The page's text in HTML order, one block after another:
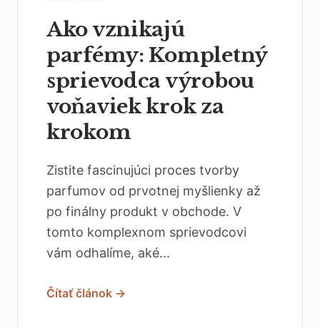
Ako vznikajú
parfémy: Kompletný
sprievodca výrobou
voňaviek krok za
krokom
Zistite fascinujúci proces tvorby
parfumov od prvotnej myšlienky až
po finálny produkt v obchode. V
tomto komplexnom sprievodcovi
vám odhalíme, aké...
Čítať článok →